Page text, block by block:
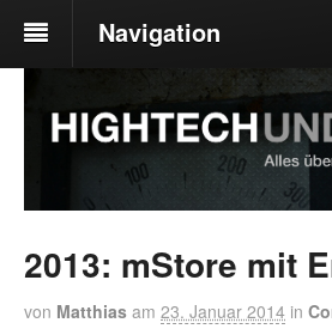
Navigation
2013: mStore mit
von Matthias am 23. Januar 2014 in